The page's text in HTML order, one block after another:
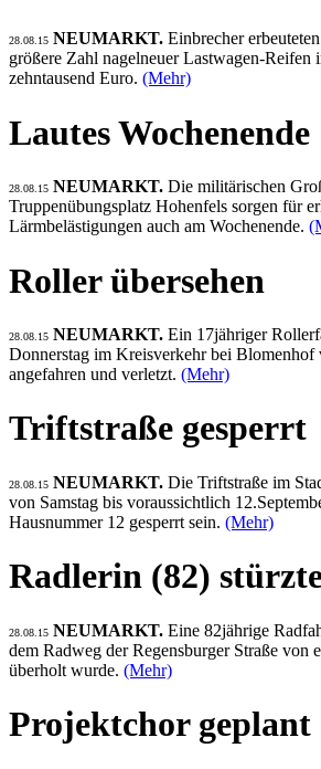
28.08.15 NEUMARKT. Einbrecher
größere Zahl nagelneuer Lastwagen-Reifen
zehntausend Euro. (Mehr)
Lautes Wochenende
28.08.15 NEUMARKT. Die militärischen
Truppenübungsplatz Hohenfels sorgen für
Lärmbelästigungen auch am Wochenende.
Roller übersehen
28.08.15 NEUMARKT. Ein 17jähriger
Donnerstag im Kreisverkehr bei Blomenhof
angefahren und verletzt. (Mehr)
Triftstraße gesperrt
28.08.15 NEUMARKT. Die Triftstraße im
von Samstag bis voraussichtlich
Hausnummer 12 gesperrt sein. (Mehr)
Radlerin (82)
28.08.15 NEUMARKT. Eine 82jährige
dem Radweg der Regensburger Straße von
überholt wurde. (Mehr)
Projektchor geplant